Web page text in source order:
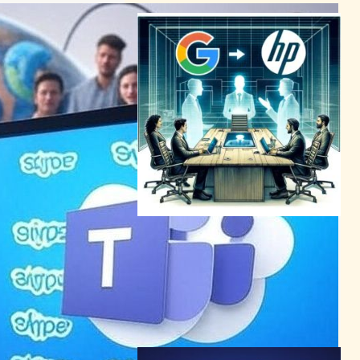
GoogleとHPの「Project
Starline」が商品化へ、ヘッ
ドセット不要の没入型ビデオ
VR/ARニュース
2024年5月15日5:55